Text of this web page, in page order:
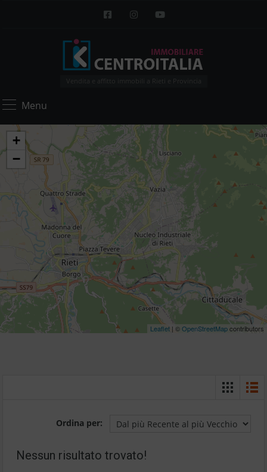
Vendita e affitto immobili a Rieti e Provincia
Menu
+
−
Leaflet | ©OpenStreetMapcontributors
Ordina per:
Nessun risultato trovato!